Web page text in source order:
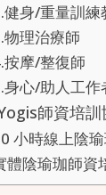
健身/重量訓練
物理治療師
按摩/整復師
身心/助人工作
師資培
小時線上陰
體陰瑜珈師資